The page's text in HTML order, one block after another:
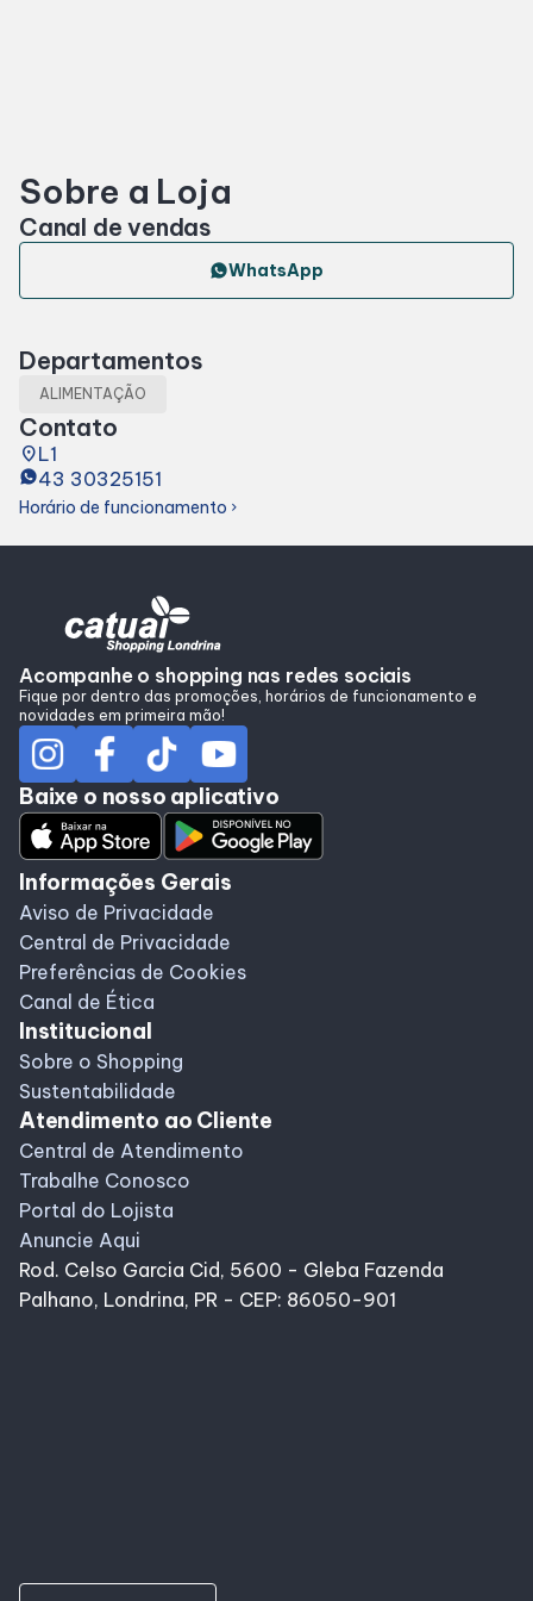
Cinema
Lojas e Restaurantes
Lojas
Alimentação
Programa de Benefícios
Sobre a Loja
Canal de vendas
WhatsApp
Departamentos
ALIMENTAÇÃO
Contato
placeL1
43 30325151
Horário de funcionamento chevron_right
Acompanhe o shopping nas redes sociais
Fique por dentro das promoções, horários de funcionamento e
novidades em primeira mão!
Baixe o nosso aplicativo
Informações Gerais
Aviso de Privacidade
Central de Privacidade
Preferências de Cookies
Canal de Ética
Institucional
Sobre o Shopping
Sustentabilidade
Atendimento ao Cliente
Central de Atendimento
Trabalhe Conosco
Portal do Lojista
Anuncie Aqui
Rod. Celso Garcia Cid, 5600 - Gleba Fazenda
Palhano, Londrina, PR - CEP: 86050-901